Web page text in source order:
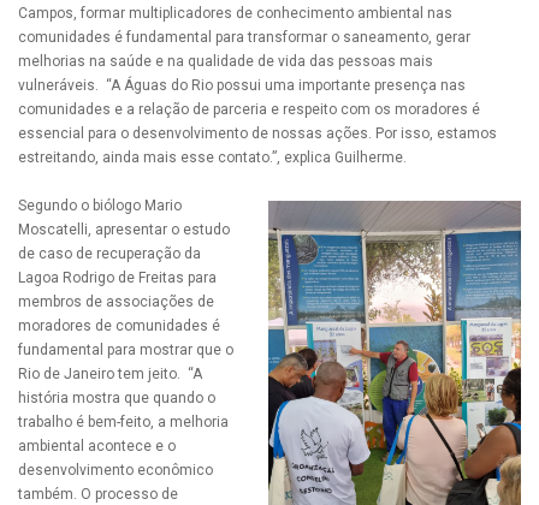
Campos, formar multiplicadores de conhecimento ambiental nas
comunidades é fundamental para transformar o saneamento, gerar
melhorias na saúde e na qualidade de vida das pessoas mais
vulneráveis. “A Águas do Rio possui uma importante presença nas
comunidades e a relação de parceria e respeito com os moradores é
essencial para o desenvolvimento de nossas ações. Por isso, estamos
estreitando, ainda mais esse contato.”, explica Guilherme.
Segundo o biólogo Mario
Moscatelli, apresentar o estudo
de caso de recuperação da
Lagoa Rodrigo de Freitas para
membros de associações de
moradores de comunidades é
fundamental para mostrar que o
Rio de Janeiro tem jeito. “A
história mostra que quando o
trabalho é bem-feito, a melhoria
ambiental acontece e o
desenvolvimento econômico
também. O processo de